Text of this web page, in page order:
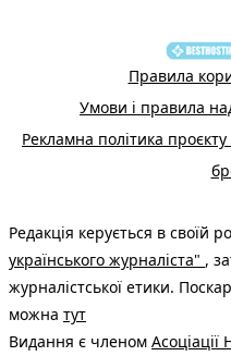
Правила
Умови і правила
Рекламна політика
Редакція керується в своїй
українського журналіста" ,
журналістської етики.
можна тут
Видання є членом Асоціації